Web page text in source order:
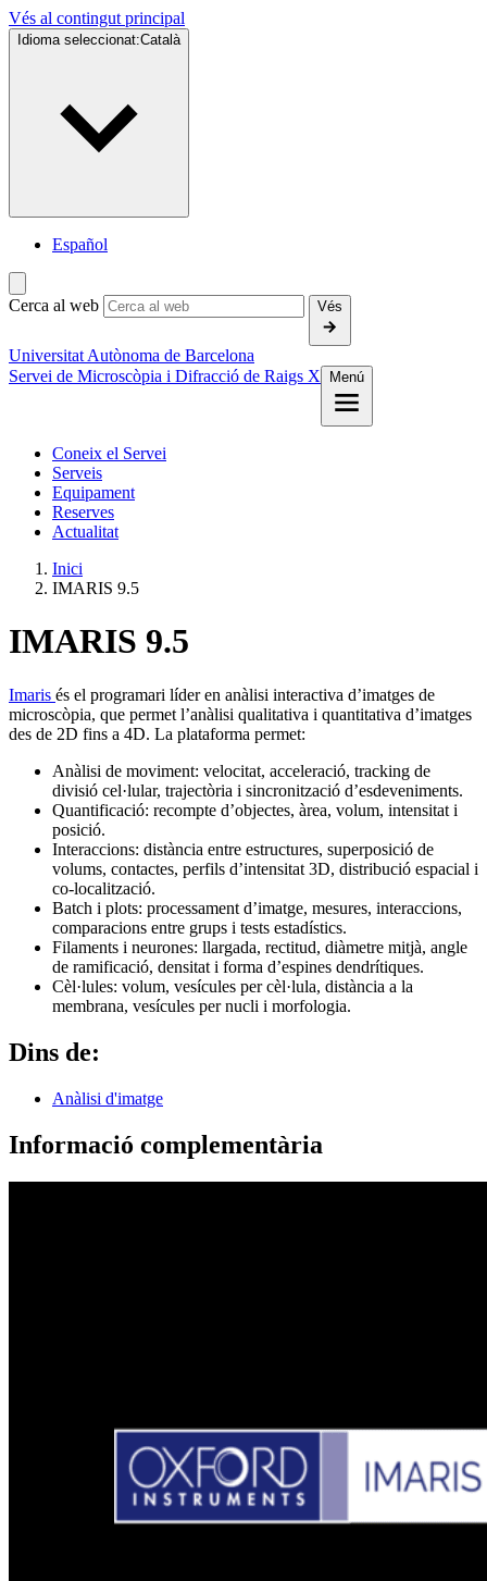
Vés al contingut principal
Idioma seleccionat:Català
Español
Cerca al web Vés
Universitat Autònoma de Barcelona
Servei de Microscòpia i Difracció de Raigs X
Menú
Coneix el Servei
Serveis
Equipament
Reserves
Actualitat
Inici
IMARIS 9.5
IMARIS 9.5
Imaris és el programari líder en anàlisi interactiva d’imatges de
microscòpia, que permet l’anàlisi qualitativa i quantitativa d’imatges
des de 2D fins a 4D. La plataforma permet:
Anàlisi de moviment: velocitat, acceleració, tracking de
divisió cel·lular, trajectòria i sincronització d’esdeveniments.
Quantificació: recompte d’objectes, àrea, volum, intensitat i
posició.
Interaccions: distància entre estructures, superposició de
volums, contactes, perfils d’intensitat 3D, distribució espacial i
co-localització.
Batch i plots: processament d’imatge, mesures, interaccions,
comparacions entre grups i tests estadístics.
Filaments i neurones: llargada, rectitud, diàmetre mitjà, angle
de ramificació, densitat i forma d’espines dendrítiques.
Cèl·lules: volum, vesícules per cèl·lula, distància a la
membrana, vesícules per nucli i morfologia.
Dins de:
Anàlisi d'imatge
Informació complementària